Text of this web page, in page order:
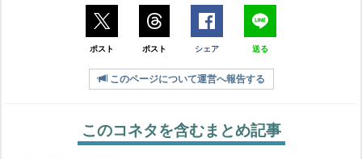
ポスト ポスト シェア 送る
このページについて運営へ報告する
このコネタを含むまとめ記事